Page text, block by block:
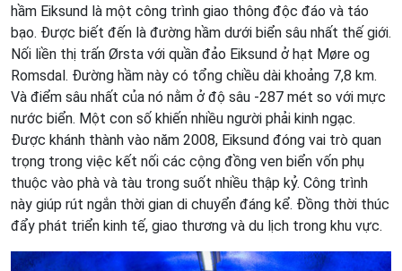
hầm Eiksund là một công trình giao thông độc đáo và táo
bạo. Được biết đến là đường hầm dưới biển sâu nhất thế giới.
Nối liền thị trấn Ørsta với quần đảo Eiksund ở hạt Møre og
Romsdal. Đường hầm này có tổng chiều dài khoảng 7,8 km.
Và điểm sâu nhất của nó nằm ở độ sâu -287 mét so với mực
nước biển. Một con số khiến nhiều người phải kinh ngạc.
Được khánh thành vào năm 2008, Eiksund đóng vai trò quan
trọng trong việc kết nối các cộng đồng ven biển vốn phụ
thuộc vào phà và tàu trong suốt nhiều thập kỷ. Công trình
này giúp rút ngắn thời gian di chuyển đáng kể. Đồng thời thúc
đẩy phát triển kinh tế, giao thương và du lịch trong khu vực.